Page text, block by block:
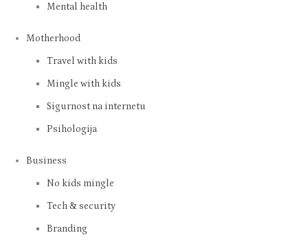
Mental health
Motherhood
Travel with kids
Mingle with kids
Sigurnost na internetu
Psihologija
Business
No kids mingle
Tech & security
Branding